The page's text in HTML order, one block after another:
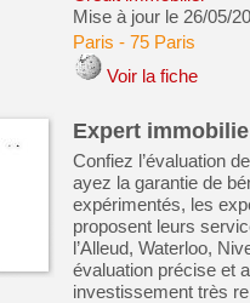
Mise à jour le 26/05/
Paris - 75 Paris
Voir la fiche
Expert
Confiez l’évaluation
ayez la garantie de
expérimentés, les
proposent leurs
l’Alleud, Waterloo,
évaluation précise et
investissement très